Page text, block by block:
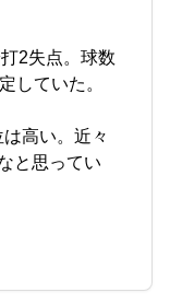
2失点。球数
していた。
高い。近々
と思ってい